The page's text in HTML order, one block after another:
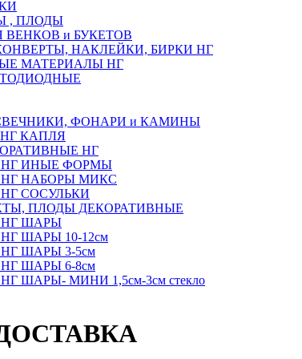
, ПЛОДЫ
и БУКЕТОВ
НАКЛЕЙКИ, БИРКИ НГ
МАТЕРИАЛЫ НГ
ФОНАРИ и КАМИНЫ
КАПЛЯ
НГ
ИНЫЕ ФОРМЫ
НАБОРЫ МИКС
СОСУЛЬКИ
ПЛОДЫ ДЕКОРАТИВНЫЕ
ШАРЫ
ШАРЫ 10-12см
ШАРЫ 3-5см
ШАРЫ 6-8см
ШАРЫ- МИНИ 1,5см-3см стекло